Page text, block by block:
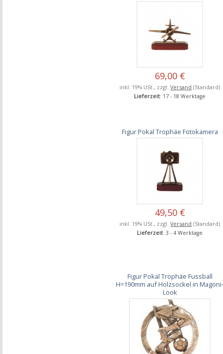
69,00 €
inkl. 19% USt., zzgl.Versand (Standard)
Lieferzeit: 17 - 18 Werktage
Figur Pokal Trophäe Fotokamera
49,50 €
inkl. 19% USt., zzgl.Versand (Standard)
Lieferzeit: 3 - 4 Werktage
Figur Pokal Trophäe Fussball
H=190mm auf Holzsockel in
Look